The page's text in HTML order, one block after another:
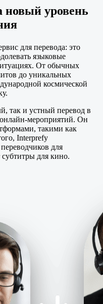
новый уровень
для перевода: это
языковые
От обычных
до уникальных
космической
так и устный перевод в
мероприятий. Он
такими как
Interprefy
для
для кино.